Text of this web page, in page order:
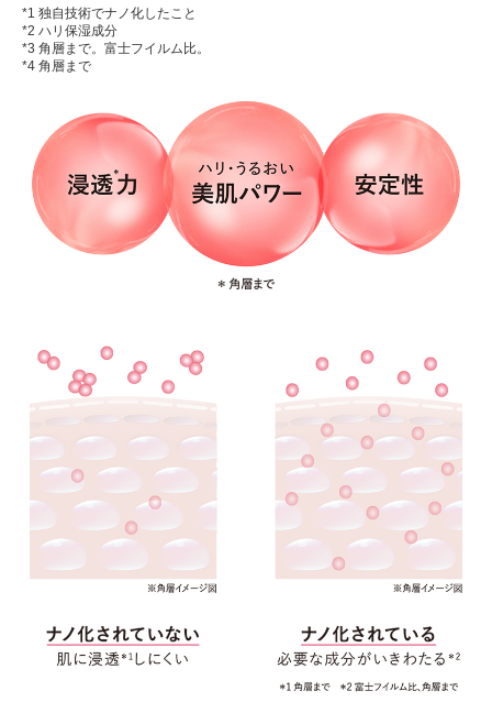
*1 独自技術でナノ化したこと
*2 ハリ保湿成分
*3 角層まで。富士フイルム比。
*4 角層まで